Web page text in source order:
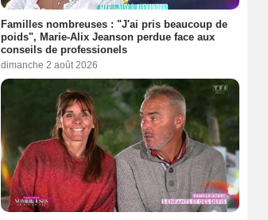
Familles nombreuses : "J'ai pris beaucoup de
poids", Marie-Alix Jeanson perdue face aux
conseils de professionels
dimanche 2 août 2026